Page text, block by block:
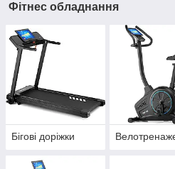
Фітнес обладнання
Бігові доріжки